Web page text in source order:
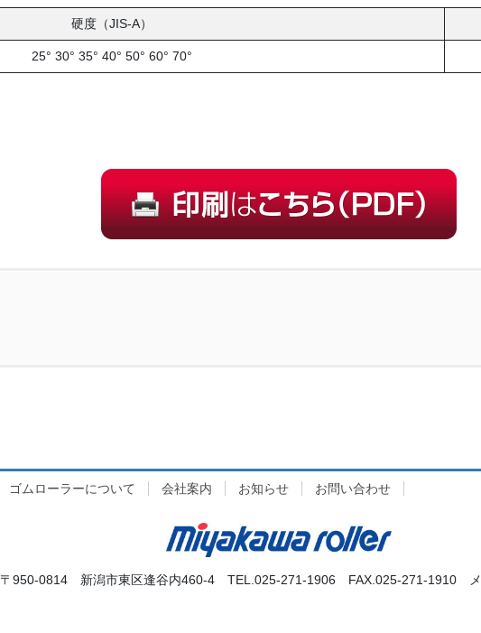
硬度（JIS-A）
25° 30° 35° 40° 50° 60° 70°
ゴムローラーについて 会社案内 お知らせ お問い合わせ
〒950-0814 新潟市東区逢谷内460-4 TEL.025-271-1906 FAX.025-271-1910 メ